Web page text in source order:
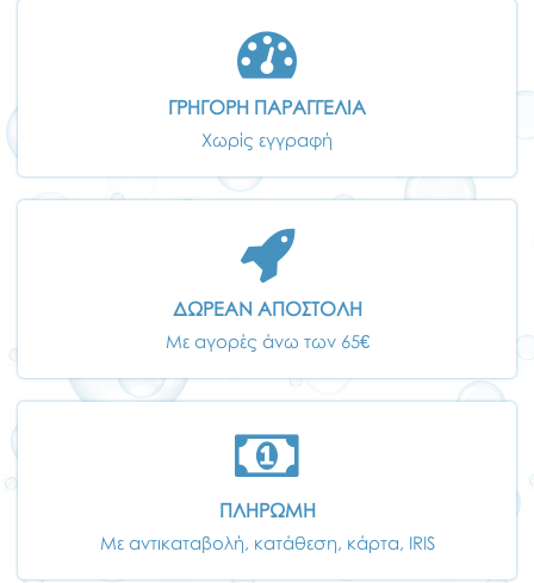
ΓΡΗΓΟΡΗ ΠΑΡΑΓΓΕΛΙΑ
Χωρίς εγγραφή
ΔΩΡΕΑΝ ΑΠΟΣΤΟΛΗ
Με αγορές άνω των 65€
ΠΛΗΡΩΜΗ
Με αντικαταβολή, κατάθεση, κάρτα, IRIS